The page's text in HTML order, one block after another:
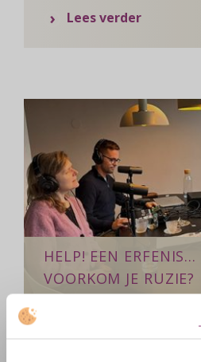
Lees verderover
HELP! EEN ERFENIS…
VOORKOM JE RUZIE?
Luister naar onze nieuwe